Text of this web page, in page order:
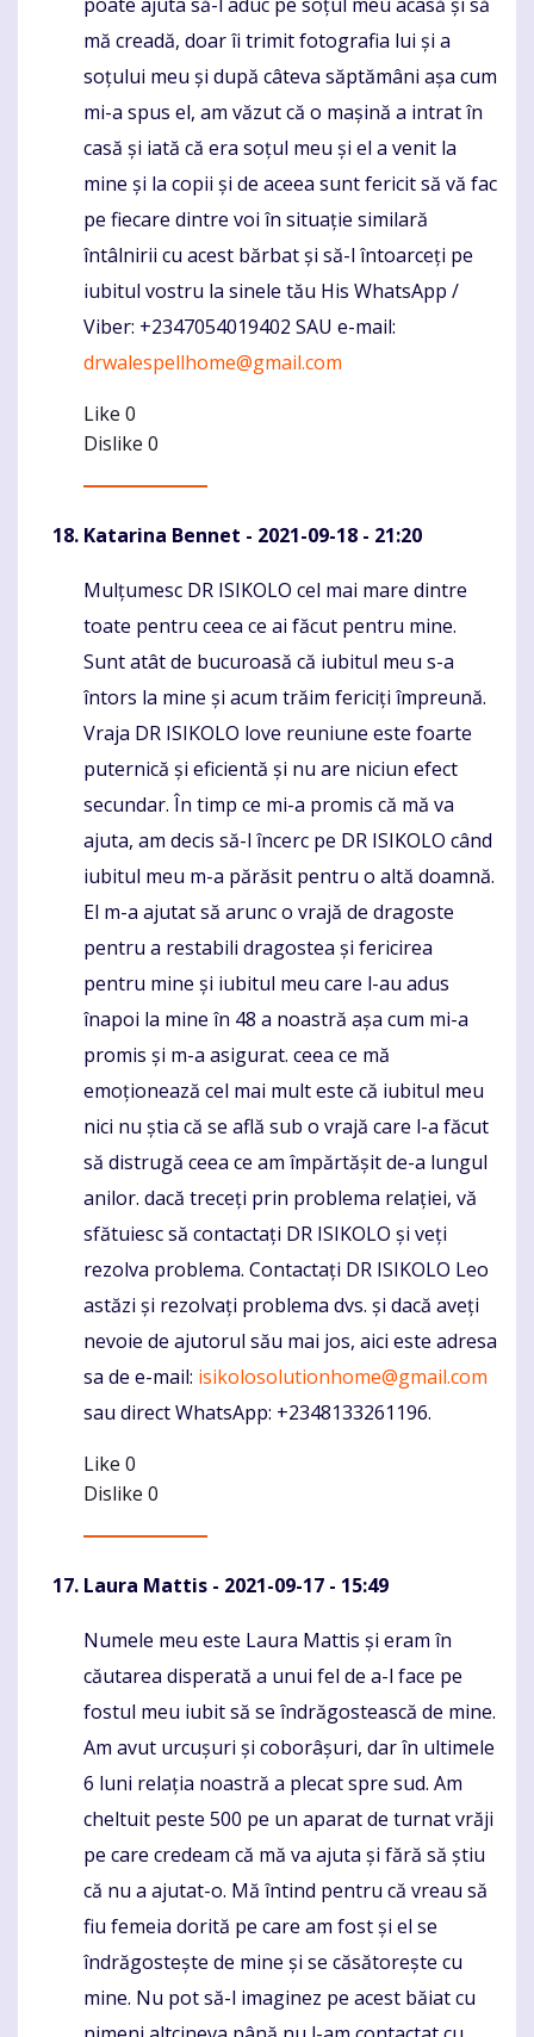
mă creadă, doar îi trimit fotografia lui și a
soțului meu și după câteva săptămâni așa cum
mi-a spus el, am văzut că o mașină a intrat în
casă și iată că era soțul meu și el a venit la
mine și la copii și de aceea sunt fericit să vă fac
pe fiecare dintre voi în situație similară
întâlnirii cu acest bărbat și să-l întoarceți pe
iubitul vostru la sinele tău His WhatsApp /
Viber: +2347054019402 SAU e-mail:
drwalespellhome@gmail.com
Like 0
Dislike 0
Katarina Bennet - 2021-09-18 - 21:20
Komentaras
Mulțumesc DR ISIKOLO cel mai mare dintre
toate pentru ceea ce ai făcut pentru mine.
Sunt atât de bucuroasă că iubitul meu s-a
întors la mine și acum trăim fericiți împreună.
Vraja DR ISIKOLO love reuniune este foarte
puternică și eficientă și nu are niciun efect
secundar. În timp ce mi-a promis că mă va
ajuta, am decis să-l încerc pe DR ISIKOLO când
iubitul meu m-a părăsit pentru o altă doamnă.
El m-a ajutat să arunc o vrajă de dragoste
pentru a restabili dragostea și fericirea
pentru mine și iubitul meu care l-au adus
înapoi la mine în 48 a noastră așa cum mi-a
promis și m-a asigurat. ceea ce mă
emoționează cel mai mult este că iubitul meu
nici nu știa că se află sub o vrajă care l-a făcut
să distrugă ceea ce am împărtășit de-a lungul
anilor. dacă treceți prin problema relației, vă
sfătuiesc să contactați DR ISIKOLO și veți
rezolva problema. Contactați DR ISIKOLO Leo
astăzi și rezolvați problema dvs. și dacă aveți
nevoie de ajutorul său mai jos, aici este adresa
sa de e-mail: isikolosolutionhome@gmail.com
sau direct WhatsApp: +2348133261196.
Like 0
Dislike 0
Laura Mattis - 2021-09-17 - 15:49
Komentaras
Numele meu este Laura Mattis și eram în
căutarea disperată a unui fel de a-l face pe
fostul meu iubit să se îndrăgostească de mine.
Am avut urcușuri și coborâșuri, dar în ultimele
6 luni relația noastră a plecat spre sud. Am
cheltuit peste 500 pe un aparat de turnat vrăji
pe care credeam că mă va ajuta și fără să știu
că nu a ajutat-o. Mă întind pentru că vreau să
fiu femeia dorită pe care am fost și el se
îndrăgostește de mine și se căsătorește cu
mine. Nu pot să-l imaginez pe acest băiat cu